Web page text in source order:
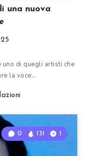
una nuova
di quegli artisti che
la voce…
0 131 1